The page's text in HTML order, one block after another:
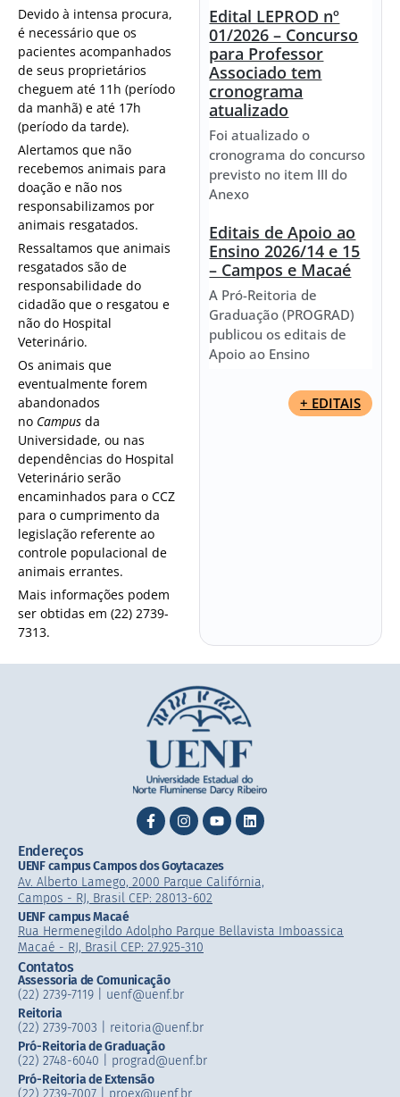
Devido à intensa procura,
é necessário que os
pacientes acompanhados
de seus proprietários
cheguem até 11h (período
da manhã) e até 17h
(período da tarde).
Alertamos que não
recebemos animais para
doação e não nos
responsabilizamos por
animais resgatados.
Ressaltamos que animais
resgatados são de
responsabilidade do
cidadão que o resgatou e
não do Hospital
Veterinário.
Os animais que
eventualmente forem
abandonados
no Campus da
Universidade, ou nas
dependências do Hospital
Veterinário serão
encaminhados para o CCZ
para o cumprimento da
legislação referente ao
controle populacional de
animais errantes.
Mais informações podem
ser obtidas em (22) 2739-
7313.
Edital LEPROD nº
01/2026 – Concurso
para Professor
Associado tem
cronograma
atualizado
Foi atualizado o
cronograma do concurso
previsto no item III do
Anexo
Editais de Apoio ao
Ensino 2026/14 e 15
– Campos e Macaé
A Pró-Reitoria de
Graduação (PROGRAD)
publicou os editais de
Apoio ao Ensino
+ EDITAIS
Endereços
UENF campus Campos dos Goytacazes
Av. Alberto Lamego, 2000 Parque Califórnia,
Campos - RJ, Brasil CEP: 28013-602
UENF campus Macaé
Rua Hermenegildo Adolpho Parque Bellavista Imboassica
Macaé - RJ, Brasil CEP: 27.925-310
Contatos
Assessoria de Comunicação
(22) 2739-7119 | uenf@uenf.br
Reitoria
(22) 2739-7003 |​ reitoria@uenf.br
Pró-Reitoria de Graduação
(22) 2748-6040 | prograd@uenf.br
Pró-Reitoria de Extensão
(22) 2739-7007​ | proex@uenf.br